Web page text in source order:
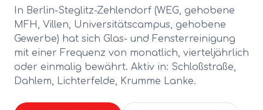
In Berlin-Steglitz-Zehlendorf (WEG, gehobene
MFH, Villen, Universitätscampus, gehobene
Gewerbe) hat sich Glas- und Fensterreinigung
mit einer Frequenz von monatlich, vierteljährlich
oder einmalig bewährt. Aktiv in: Schloßstraße,
Dahlem, Lichterfelde, Krumme Lanke.